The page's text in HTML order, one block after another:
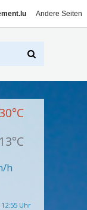
Andere Seiten
30°C
13°C
h
Uhr